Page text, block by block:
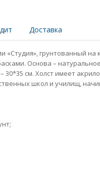
Доставка
«Студия», грунтованный
Основа –
30*35 см. Холст имеет
школ и училищ,